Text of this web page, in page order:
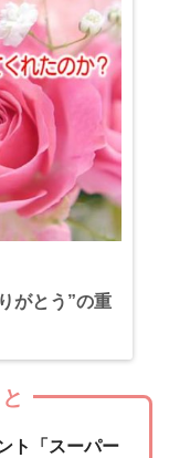
がとう”の重
ト「スーパー